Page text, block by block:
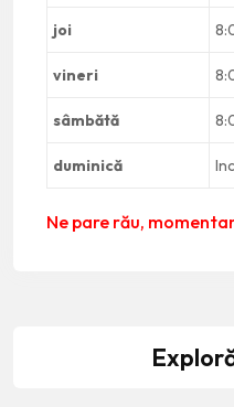
joi
vineri
sâmbătă
duminică
Ne pare rău,